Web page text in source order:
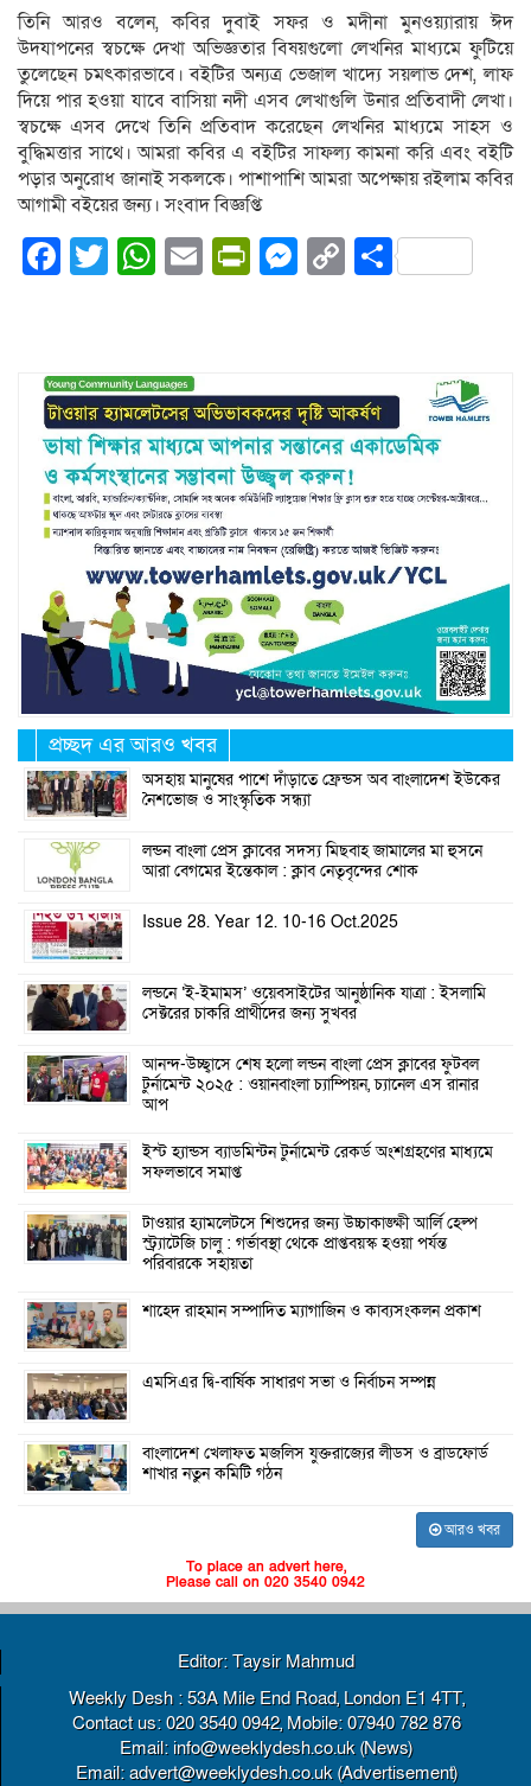
তিনি আরও বলেন, কবির দুবাই সফর ও মদীনা মুনওয়্যারায় ঈদ
উদযাপনের স্বচক্ষে দেখা অভিজ্ঞতার বিষয়গুলো লেখনির মাধ্যমে ফুটিয়ে
তুলেছেন চমৎকারভাবে। বইটির অন্যত্র ভেজাল খাদ্যে সয়লাভ দেশ, লাফ
দিয়ে পার হওয়া যাবে বাসিয়া নদী এসব লেখাগুলি উনার প্রতিবাদী লেখা।
স্বচক্ষে এসব দেখে তিনি প্রতিবাদ করেছেন লেখনির মাধ্যমে সাহস ও
বুদ্ধিমত্তার সাথে। আমরা কবির এ বইটির সাফল্য কামনা করি এবং বইটি
পড়ার অনুরোধ জানাই সকলকে। পাশাপাশি আমরা অপেক্ষায় রইলাম কবির
আগামী বইয়ের জন্য। সংবাদ বিজ্ঞপ্তি
Facebook
Twitter
WhatsApp
EmailPrintFriendly
Messenger
CopyShare
প্রচ্ছদ এর আরও খবর
অসহায় মানুষের পাশে দাঁড়াতে ফ্রেন্ডস অব বাংলাদেশ ইউকের
নৈশভোজ ও সাংস্কৃতিক সন্ধ্যা
লন্ডন বাংলা প্রেস ক্লাবের সদস্য মিছবাহ জামালের মা হুসনে
আরা বেগমের ইন্তেকাল : ক্লাব নেতৃবৃন্দের শোক
Issue 28. Year 12. 10-16 Oct.2025
লন্ডনে ‘ই-ইমামস’ ওয়েবসাইটের আনুষ্ঠানিক যাত্রা : ইসলামি
সেক্টরের চাকরি প্রার্থীদের জন্য সুখবর
আনন্দ-উচ্ছ্বাসে শেষ হলো লন্ডন বাংলা প্রেস ক্লাবের ফুটবল
টুর্নামেন্ট ২০২৫ : ওয়ানবাংলা চ্যাম্পিয়ন, চ্যানেল এস রানার
আপ
ইস্ট হ্যান্ডস ব্যাডমিন্টন টুর্নামেন্ট রেকর্ড অংশগ্রহণের মাধ্যমে
সফলভাবে সমাপ্ত
টাওয়ার হ্যামলেটসে শিশুদের জন্য উচ্চাকাঙ্ক্ষী আর্লি হেল্প
স্ট্র্যাটেজি চালু : গর্ভাবস্থা থেকে প্রাপ্তবয়স্ক হওয়া পর্যন্ত
পরিবারকে সহায়তা
শাহেদ রাহমান সম্পাদিত ম্যাগাজিন ও কাব্যসংকলন প্রকাশ
এমসিএর দ্বি-বার্ষিক সাধারণ সভা ও নির্বাচন সম্পন্ন
বাংলাদেশ খেলাফত মজলিস যুক্তরাজ্যের লীডস ও ব্রাডফোর্ড
শাখার নতুন কমিটি গঠন
আরও খবর
To place an advert here,
Please call on 020 3540 0942
Editor: Taysir Mahmud
Weekly Desh : 53A Mile End Road, London E1 4TT,
Contact us: 020 3540 0942, Mobile: 07940 782 876
Email: info@weeklydesh.co.uk (News)
Email: advert@weeklydesh.co.uk (Advertisement)